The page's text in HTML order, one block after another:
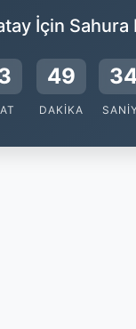
İçin Sahura
49
DAKIKA